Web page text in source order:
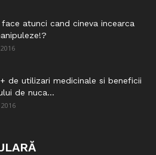
atunci cand cineva incearca
de utilizari medicinale si beneficii
de nuca...